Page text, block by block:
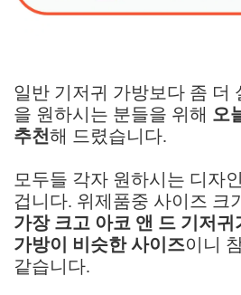
일반 기저귀 가방보다 좀 더
을 원하시는 분들을 위해 오
추천해 드렸습니다.
모두들 각자 원하시는 디자
겁니다. 위제품중 사이즈 크
가장 크고 아코 앤 드 기저
가방이 비슷한 사이즈이니
같습니다.